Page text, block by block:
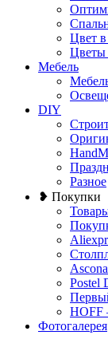
Цвет в
Цветы
Мебель
DIY
Разное
❥ Покупки
Postel
HOFF
Фотогалерея